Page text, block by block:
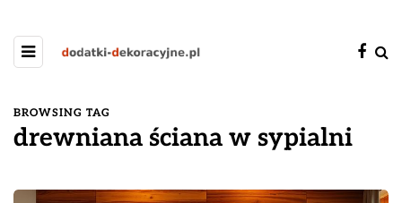
BROWSING TAG
drewniana ściana w sypialni